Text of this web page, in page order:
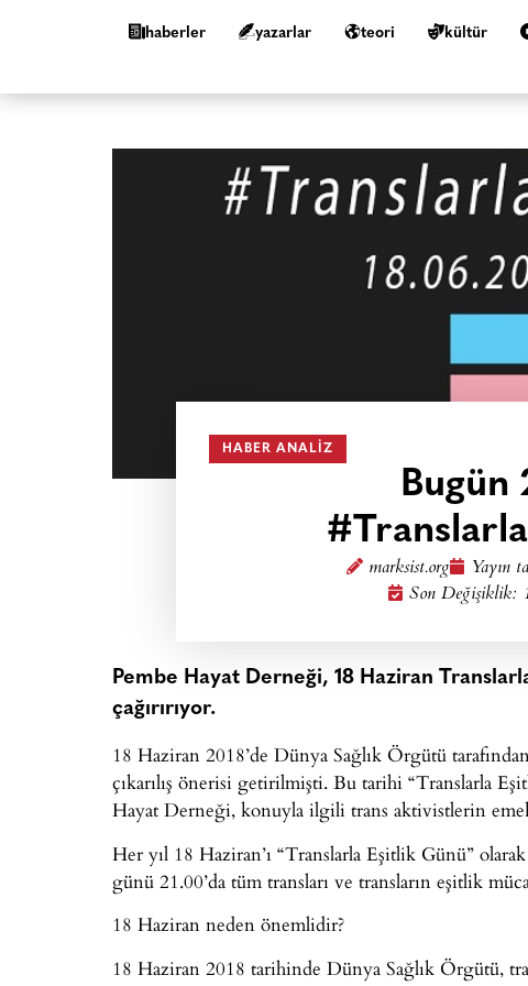
haberler yazarlar teori kültür
HABER ANALIZ
Bugün
marksist.org Yayın
Son Değişiklik:
Pembe Hayat Derneği, 18 Haziran
çağırırıyor.
18 Haziran 2018’de Dünya Sağlık Örgütü
çıkarılış önerisi getirilmişti. Bu tarihi “Translarla
Hayat Derneği, konuyla ilgili trans aktivistlerin
Her yıl 18 Haziran’ı “Translarla Eşitlik Günü”
günü 21.00’da tüm transları ve transların eşitlik
18 Haziran neden önemlidir?
18 Haziran 2018 tarihinde Dünya Sağlık Örgütü,